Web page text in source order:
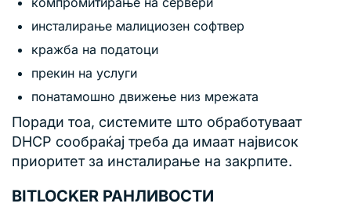
инсталирање малициозен софтвер
кражба на податоци
прекин на услуги
понатамошно движење низ мрежата
Поради тоа, системите што обработуваат
DHCP сообраќај треба да имаат највисок
приоритет за инсталирање на закрпите.
BITLOCKER РАНЛИВОСТИ